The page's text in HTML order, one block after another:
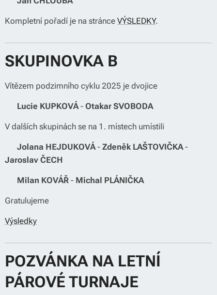
Kompletní pořadí je na stránce VÝSLEDKY.
SKUPINOVKA B
Vítězem podzimního cyklu 2025 je dvojice
Lucie KUPKOVÁ- Otakar SVOBODA
V dalších skupinách se na 1. místech umístili
Jolana HEJDUKOVÁ- Zdeněk LAŠTOVIČKA-
Jaroslav ČECH
Milan KOVÁŘ - Michal PLÁNIČKA
Gratulujeme 👏
Výsledky
POZVÁNKA NA LETNÍ
PÁROVÉ TURNAJE